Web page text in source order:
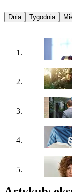
Najpopularniejsze
Dnia Tygodnia